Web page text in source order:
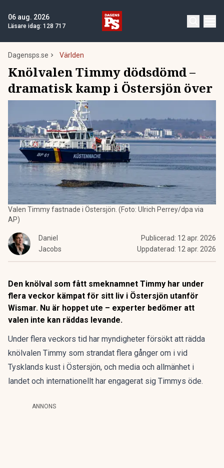
06 aug. 2026
Läsare idag: 128 717
Dagensps.se Världen
Knölvalen Timmy dödsdömd –
dramatisk kamp i Östersjön över
Valen Timmy fastnade i Östersjön. (Foto: Ulrich Perrey/dpa via
AP)
Daniel
Jacobs
Publicerad: 12 apr. 2026
Uppdaterad: 12 apr. 2026
Den knölval som fått smeknamnet Timmy har under
flera veckor kämpat för sitt liv i Östersjön utanför
Wismar. Nu är hoppet ute – experter bedömer att
valen inte kan räddas levande.
Under flera veckors tid har myndigheter försökt att rädda
knölvalen Timmy som strandat flera gånger om i vid
Tysklands kust i Östersjön, och media och allmänhet i
landet och internationellt har engagerat sig Timmys öde.
ANNONS